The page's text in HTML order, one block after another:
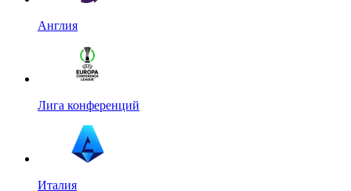
Англия
Лига конференций
Италия